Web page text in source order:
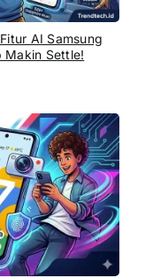
AI Samsung
Makin Settle!